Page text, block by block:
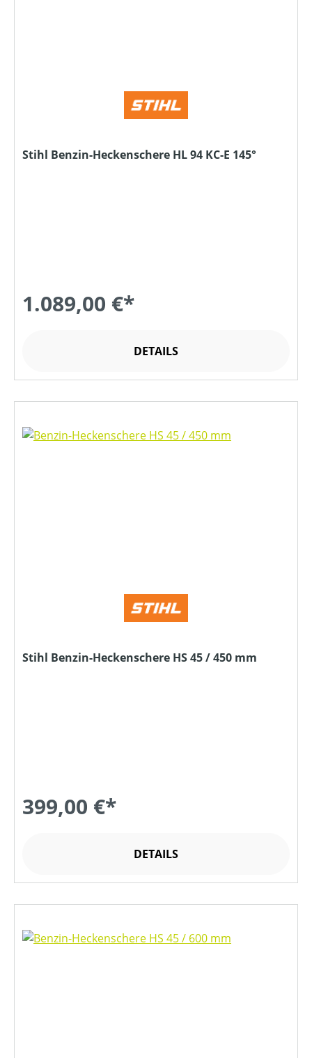
Stihl Benzin-Heckenschere HL 94 KC-E 145°
1.089,00 €*
DETAILS
Stihl Benzin-Heckenschere HS 45 / 450 mm
399,00 €*
DETAILS